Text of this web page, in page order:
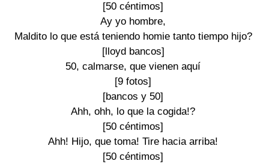
[50 céntimos]
Ay yo hombre,
Maldito lo que está teniendo homie tanto tiempo hijo?
[lloyd bancos]
50, calmarse, que vienen aquí
[9 fotos]
[bancos y 50]
Ahh, ohh, lo que la cogida!?
[50 céntimos]
Ahh! Hijo, que toma! Tire hacia arriba!
[50 céntimos]